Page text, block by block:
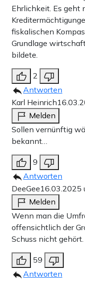
Ehrlichkeit. Es geht
fiskalischen
Grundlage
bildete.
2
Antworten
Karl Heinrich
Melden
Sollen vernünftig
bekannt…
9
Antworten
DeeGee16.03.2025
Melden
Wenn man die
offensichtlich der
Schuss nicht gehört.
59
Antworten